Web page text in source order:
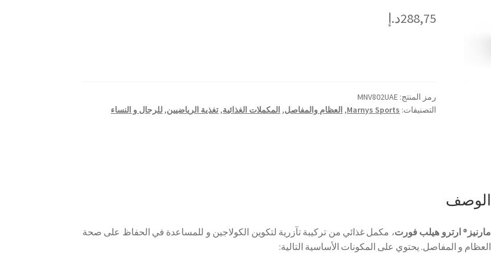
288,75د.إ
رمز المنتج: MNV802UAE
التصنيفات: Marnys Sports
, العظام والمفاصل, المكملات الغذائية, تغذية الرياضيين, للرجال و النساء
الوصف
مارنيز® ارترو هيلب فورت، مكمل غذائي من تركيبة تآزرية لتكوين الكولاجين و للمساعدة في الحفاظ على صحة
العظام و المفاصل. يحتوي على المكونات الأساسية التالية: